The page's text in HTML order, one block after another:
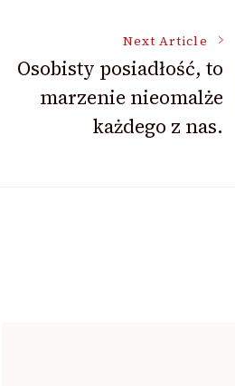
Next Article
Osobisty posiadłość, to
marzenie nieomalże
każdego z nas.